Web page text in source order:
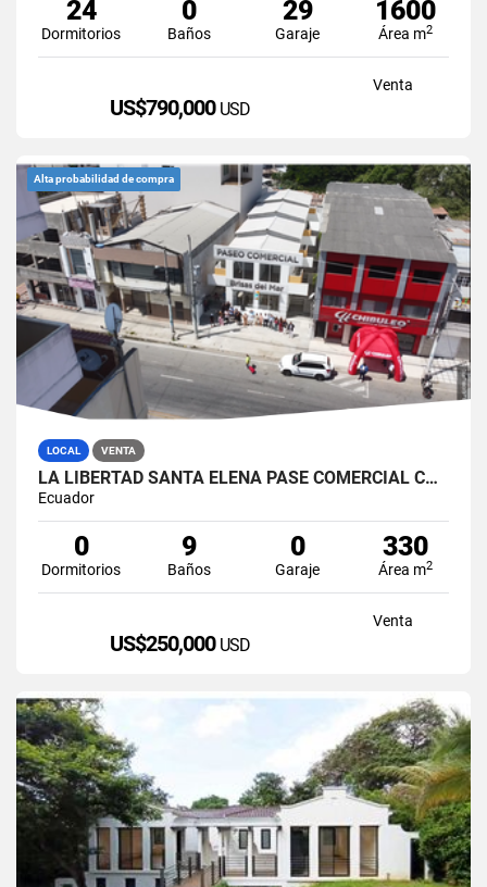
24
Dormitorios
0
Baños
29
Garaje
1600
Área m2
Venta
US$790,000 USD
Alta probabilidad de compra
LOCAL VENTA
LA LIBERTAD SANTA ELENA PASE COMERCIAL CON 8 LOCALES EN VENTA
Ecuador
0
Dormitorios
9
Baños
0
Garaje
330
Área m2
Venta
US$250,000 USD